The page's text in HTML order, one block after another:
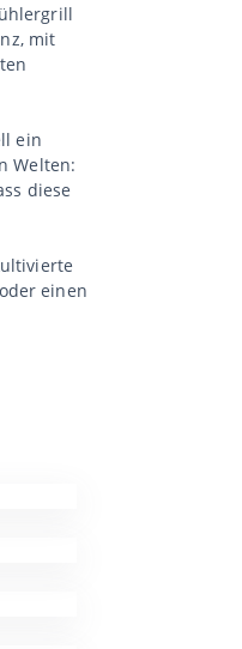
mit
ein
Welten:
diese
einen